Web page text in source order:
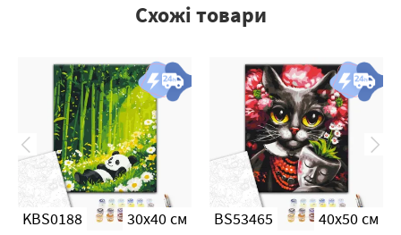
Схожі товари
KBS0188 30x40 см BS53465 40x50 см